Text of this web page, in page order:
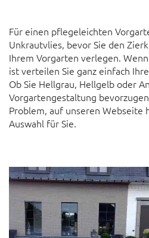
Für einen pflegeleichten
Unkrautvlies, bevor Sie den
Ihrem Vorgarten verlegen.
ist verteilen Sie ganz einfach
Ob Sie Hellgrau, Hellgelb oder
Vorgartengestaltung
Problem, auf unseren Webseite
Auswahl für Sie.